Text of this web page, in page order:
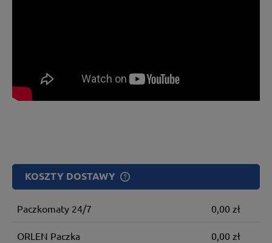
KOSZTY DOSTAWY
Paczkomaty 24/7 0,00 zł
ORLEN Paczka 0,00 zł